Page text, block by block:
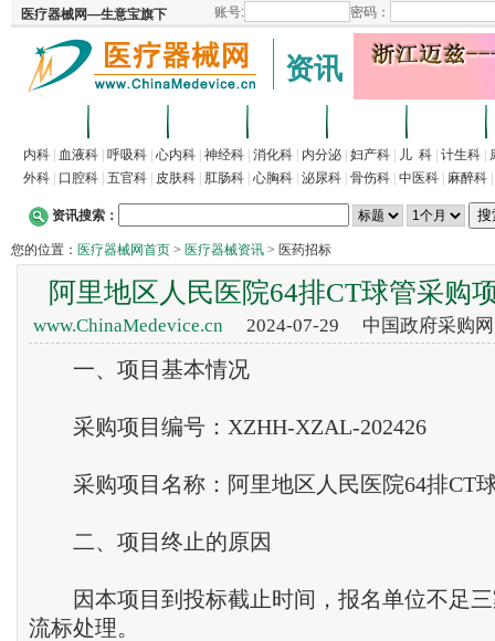
资讯
内科 血液科 呼吸科 心内科 神经科 消化科 内分泌 妇产科 儿 科 计生科
外科
口腔科 五官科 皮肤科 肛肠科 心胸科 泌尿科 骨伤科 中医科 麻醉科
资讯搜索：
您的位置： 医疗器械网首页 > 医疗器械资讯 > 医药招标
阿里地区人民医院64排CT球管采购
www.ChinaMedevice.cn2024-07-29 中国政府采购
一、项目基本情况
采购项目编号：XZHH-XZAL-202426
采购项目名称：阿里地区人民医院64排CT
二、项目终止的原因
因本项目到投标截止时间，报名单位不足三
流标处理。